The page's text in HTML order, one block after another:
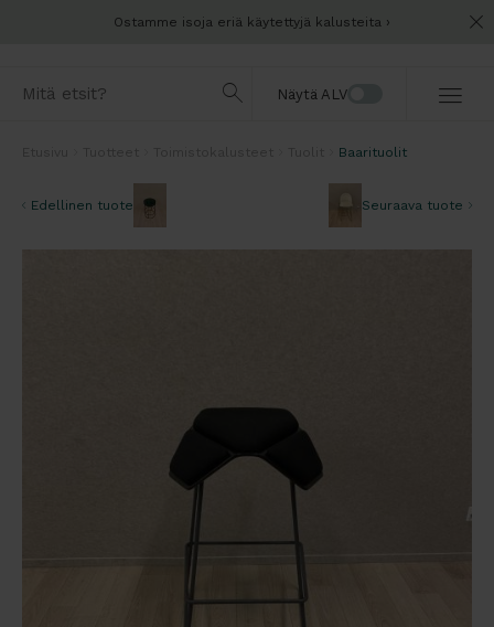
Ostamme isoja eriä käytettyjä kalusteita
Näytä ALV
Baarituolit
Edellinen tuote Seuraava tuote